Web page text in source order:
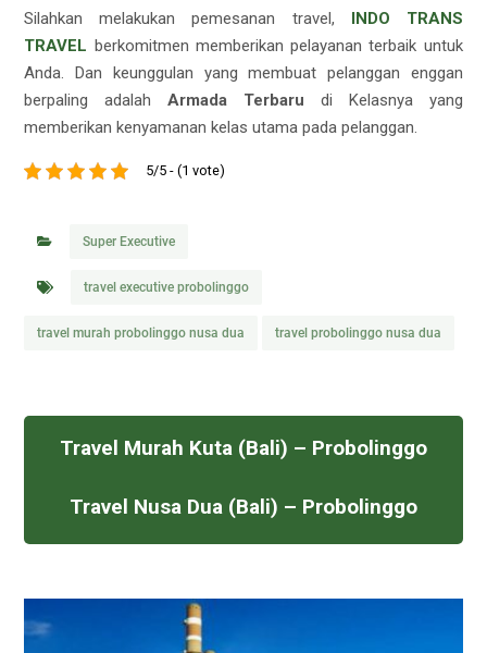
Silahkan melakukan pemesanan travel, INDO TRANS
TRAVEL berkomitmen memberikan pelayanan terbaik untuk
Anda. Dan keunggulan yang membuat pelanggan enggan
berpaling adalahArmada Terbaru di Kelasnya yang
memberikan kenyamanan kelas utama pada pelanggan.
5/5 - (1 vote)
Super Executive
travel executive probolinggo
travel murah probolinggo nusa dua travel probolinggo nusa dua
Travel Murah Kuta (Bali) – Probolinggo
Travel Nusa Dua (Bali) – Probolinggo